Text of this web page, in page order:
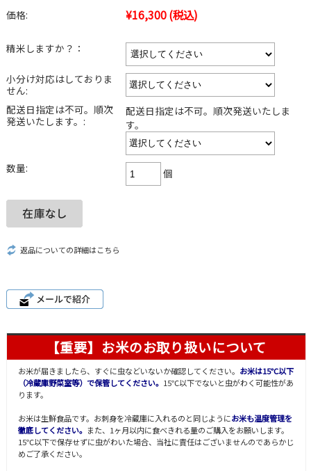
価格: ¥16,300(税込)
精米しますか？：
小分け対応はしておりま
せん:
配送日指定は不可。順次
発送いたします。:
配送日指定は不可。順次発送いたしま
す。
数量: 個
返品についての詳細はこちら
【重要】お米のお取り扱いについて
お米が届きましたら、すぐに虫などいないか確認してください。 お米は15℃以下
（冷蔵庫野菜室等）で保管してください。 15℃以下でないと虫がわく可能性があ
ります。
お米は生鮮食品です。お刺身を冷蔵庫に入れるのと同じようにお米も温度管理を
徹底してください。 また、1ヶ月以内に食べきれる量のご購入をお願いします。
15℃以下で保存せずに虫がわいた場合、当社に責任はございませんのであらかじ
めご了承ください。